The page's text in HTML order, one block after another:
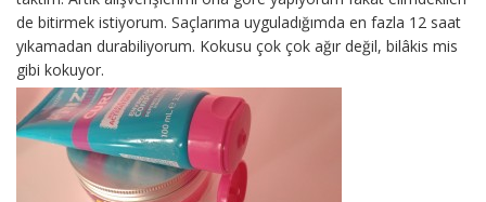
de bitirmek istiyorum. Saçlarıma uyguladığımda en fazla 12 saat
yıkamadan durabiliyorum. Kokusu çok çok ağır değil, bilâkis mis
gibi kokuyor.